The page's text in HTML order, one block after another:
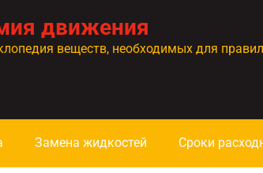
движения
веществ, необходимых для
Замена жидкостей Сроки